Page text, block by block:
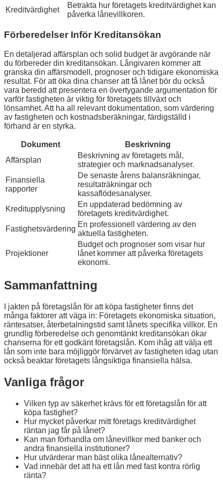
Kreditvärdighet
Betrakta hur företagets kreditvärdighet kan
påverka lånevillkoren.
Förberedelser Inför Kreditansökan
En detaljerad affärsplan och solid budget är avgörande när
du förbereder din kreditansökan. Långivaren kommer att
granska din affärsmodell, prognoser och tidigare ekonomiska
resultat. För att öka dina chanser att få lånet bör du också
vara beredd att presentera en övertygande argumentation för
varför fastigheten är viktig för företagets tillväxt och
lönsamhet. Att ha all relevant dokumentation, som värdering
av fastigheten och kostnadsberäkningar, färdigställd i
förhand är en styrka.
Dokument
Beskrivning
Affärsplan
Beskrivning av företagets mål,
strategier och marknadsanalyser.
Finansiella
rapporter
De senaste årens balansräkningar,
resultaträkningar och
kassaflödesanalyser.
Kreditupplysning
En uppdaterad bedömning av
företagets kreditvärdighet.
Fastighetsvärdering
En professionell värdering av den
aktuella fastigheten.
Projektioner
Budget och prognoser som visar hur
lånet kommer att påverka företagets
ekonomi.
Sammanfattning
I jakten på företagslån för att köpa fastigheter finns det
många faktorer att väga in: Företagets ekonomiska situation,
räntesatser, återbetalningstid samt lånets specifika villkor. En
grundlig förberedelse och genomtänkt kreditansökan ökar
chanserna för ett godkänt företagslån. Kom ihåg att välja ett
lån som inte bara möjliggör förvärvet av fastigheten idag utan
också beaktar företagets långsiktiga finansiella hälsa.
Vanliga frågor
Vilken typ av säkerhet krävs för ett företagslån för att
köpa fastighet?
Hur mycket påverkar mitt företags kreditvärdighet
räntan jag får på lånet?
Kan man förhandla om lånevillkor med banker och
andra finansiella institutioner?
Hur utvärderar man bäst olika lånealternativ?
Vad innebär det att ha ett lån med fast kontra rörlig
ränta?